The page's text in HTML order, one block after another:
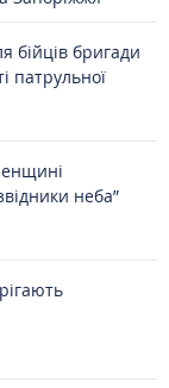
бійців бригади
патрульної
неба”